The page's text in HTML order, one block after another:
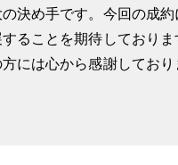
決め手です。今回の成
ることを期待しており
には心から感謝しており